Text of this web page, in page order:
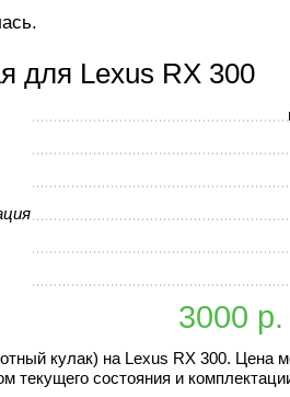
для Lexus RX 300
3000 р.
кулак) на Lexus RX 300. Цена
текущего состояния и